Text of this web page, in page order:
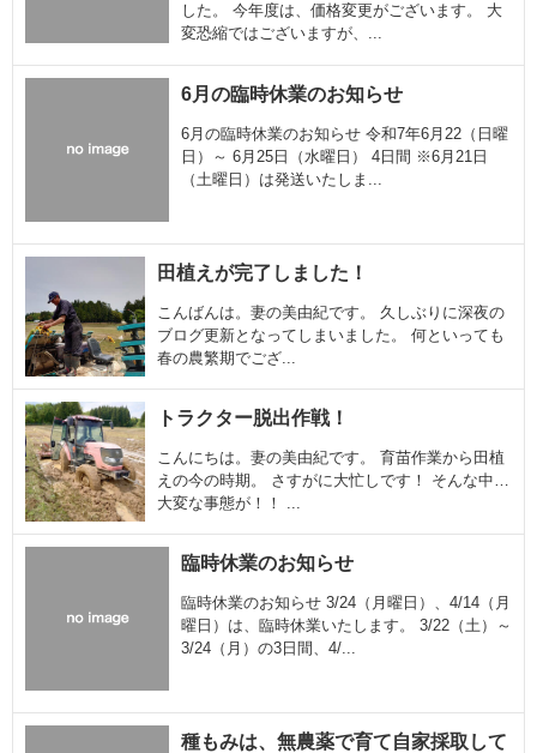
した。 今年度は、価格変更がございます。 大
変恐縮ではございますが、...
6月の臨時休業のお知らせ
6月の臨時休業のお知らせ 令和7年6月22（日曜
日）～ 6月25日（水曜日） 4日間 ​※6月21日
（土曜日）は発送いたしま...
田植えが完了しました！
こんばんは。妻の美由紀です。 久しぶりに深夜の
ブログ更新となってしまいました。 何といっても
春の農繁期でござ...
トラクター脱出作戦！
こんにちは。妻の美由紀です。 育苗作業から田植
えの今の時期。 さすがに大忙しです！ そんな中…
大変な事態が！！ ...
臨時休業のお知らせ
臨時休業のお知らせ 3/24（月曜日）、4/14（月
曜日）は、臨時休業いたします。 3/22（土）～
3/24（月）の3日間、4/...
種もみは、無農薬で育て自家採取して